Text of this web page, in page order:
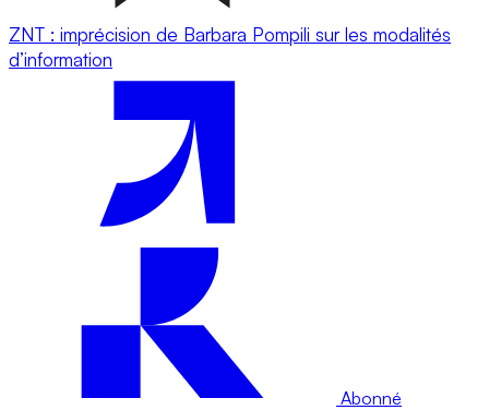
ZNT : imprécision de Barbara Pompili sur les modalités
d’information
Abonné